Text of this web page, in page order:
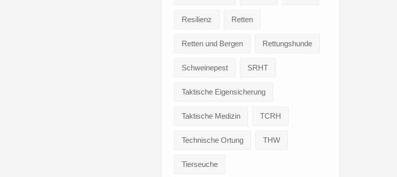
Resilienz Retten
Retten und Bergen Rettungshunde
Schweinepest SRHT
Taktische Eigensicherung
Taktische Medizin TCRH
Technische Ortung THW
Tierseuche